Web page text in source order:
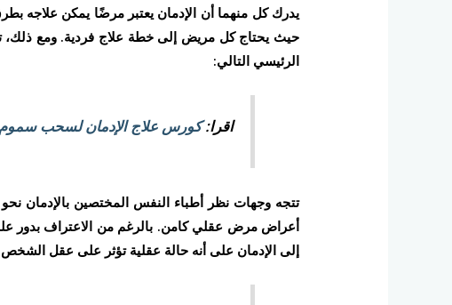
يدرك كل منهما أن الإدمان يعتبر مرضًا يمكن علاجه
حيث يحتاج كل مريض إلى خطة علاج فردية. ومع ذلك،
الرئيسي التالي:
اقرا:كورس علاج الإدمان لسحب
تتجه وجهات نظر أطباء النفس المختصين بالإدمان
أعراض مرض عقلي كامن. بالرغم من الاعتراف بدور
إلى الإدمان على أنه حالة عقلية تؤثر على عقل